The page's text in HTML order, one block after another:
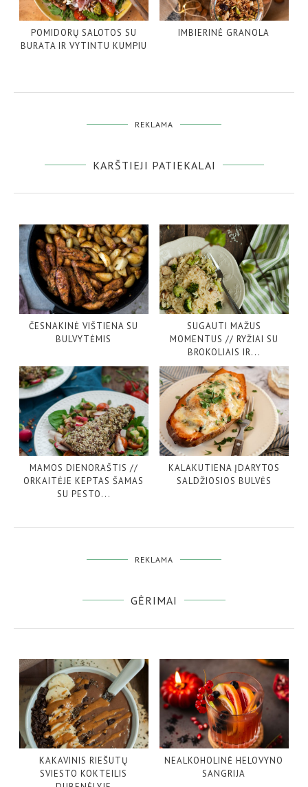
POMIDORŲ SALOTOS SU
BURATA IR VYTINTU KUMPIU
IMBIERINĖ GRANOLA
REKLAMA
KARŠTIEJI PATIEKALAI
ČESNAKINĖ VIŠTIENA SU
BULVYTĖMIS
SUGAUTI MAŽUS
MOMENTUS // RYŽIAI SU
BROKOLIAIS IR...
MAMOS DIENORAŠTIS //
ORKAITĖJE KEPTAS ŠAMAS
SU PESTO...
KALAKUTIENA ĮDARYTOS
SALDŽIOSIOS BULVĖS
REKLAMA
GĖRIMAI
KAKAVINIS RIEŠUTŲ
SVIESTO KOKTEILIS
NEALKOHOLINĖ HELOVYNO
SANGRIJA